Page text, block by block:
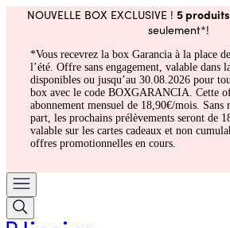
NOUVELLE BOX EXCLUSIVE ! 5
seulement*!
*Vous recevrez la box Garancia à la place
l’été. Offre sans engagement, valable dans
disponibles ou jusqu’au 30.08.2026 pour
box avec le code BOXGARANCIA. Cette
abonnement mensuel de 18,90€/mois.
part, les prochains prélèvements seront de
valable sur les cartes cadeaux et non
offres promotionnelles en cours.